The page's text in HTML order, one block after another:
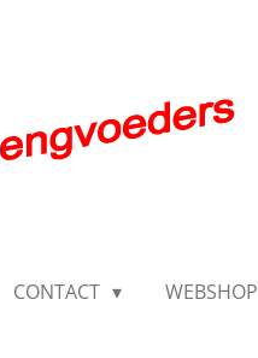
CONTACT WEBSHOP